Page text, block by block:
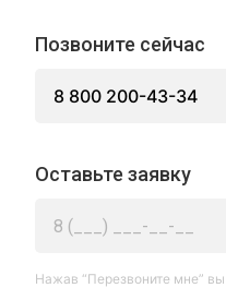
Позвоните сейчас
8 800 200-43-34
Оставьте заявку
Нажав “Перезвоните мне”